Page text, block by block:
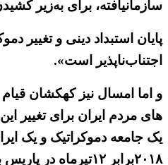
سازمانیافته، برای به‌زیر
پایان استبداد دینی و تغییر
اجتناب‌ناپذیر است».
و اما امسال نیز کهکشان قیام
های مردم ایران برای تغییر
۲۰۱۸برابر ۱۲تیرماه